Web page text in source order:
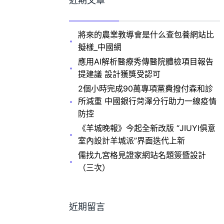
將來的農業教導會是什么查包養網站比
擬樣_中國網
應用AI解析醫療秀傳醫院體檢項目報告
提建議 設計獲獎受認可
2個小時完成90萬專項黨費撥付森和診
所減重 中國銀行菏澤分行助力一線疫情
防控
《羊城晚報》今起全新改版 “JIUYI俱意
室內設計羊城派”界面迭代上新
儒找九宮格見證家網站名題簽暨設計
（三次）
近期留言